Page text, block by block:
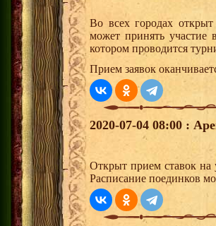
Во всех городах
может принять участие
котором проводится
Прием заявок
2020-07-04 08:00 :
Открыт прием ставок
Расписание поединков